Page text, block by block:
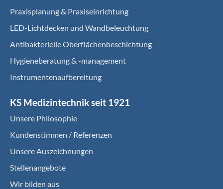
Praxisplanung & Praxiseinrichtung
LED-Lichtdecken und Wandbeleuchtung
Antibakterielle Oberflächenbeschichtung
Hygieneberatung & -management
Instrumentenaufbereitung
KS Medizintechnik seit 1921
Unsere Philosophie
Kundenstimmen / Referenzen
Unsere Auszeichnungen
Stellenangebote
Wir bilden aus